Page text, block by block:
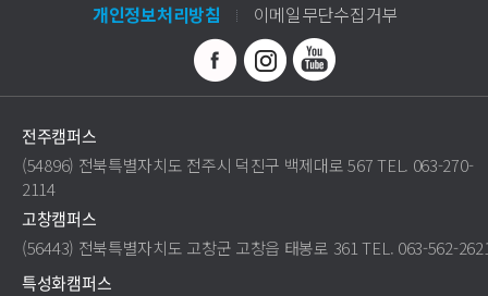
개인정보처리방침 이메일무단수집거부
전주캠퍼스
(54896) 전북특별자치도 전주시 덕진구 백제대로 567 TEL. 063-270-
2114
고창캠퍼스
(56443) 전북특별자치도 고창군 고창읍 태봉로 361 TEL. 063-562-
특성화캠퍼스